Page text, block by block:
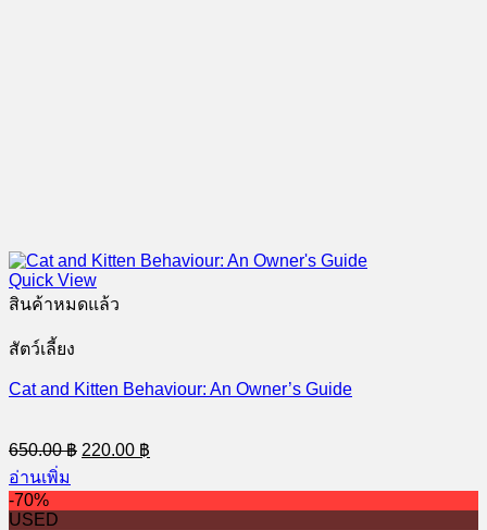
Quick View
สินค้าหมดแล้ว
สัตว์เลี้ยง
Cat and Kitten Behaviour: An Owner’s Guide
650.00฿ Original
price
650.00 ฿.
220.00 ฿
price
220.00 ฿.
อ่านเพิ่ม
-70%
USED